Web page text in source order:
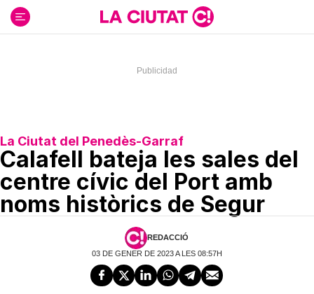
contenido
La Ciutat del Penedès-Garraf
Calafell bateja les sales del
centre cívic del Port amb
noms històrics de Segur
REDACCIÓ
03 DE GENER DE 2023 A LES 08:57H